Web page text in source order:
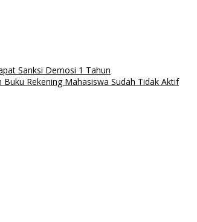
Sanksi Demosi 1 Tahun
Rekening Mahasiswa Sudah Tidak Aktif